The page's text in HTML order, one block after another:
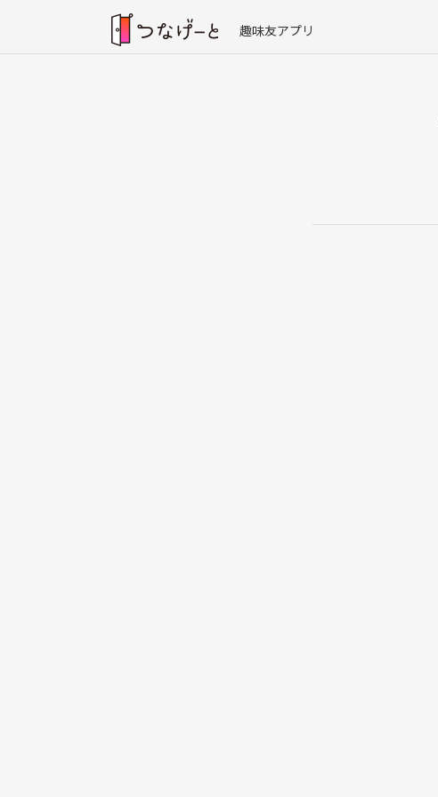
趣味友アプリ